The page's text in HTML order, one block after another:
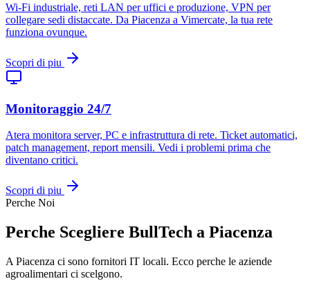
Wi-Fi industriale, reti LAN per uffici e produzione, VPN per
collegare sedi distaccate. Da Piacenza a Vimercate, la tua rete
funziona ovunque.
Scopri di piu
Monitoraggio 24/7
Atera monitora server, PC e infrastruttura di rete. Ticket automatici,
patch management, report mensili. Vedi i problemi prima che
diventano critici.
Scopri di piu
Perche Noi
Perche Scegliere BullTech a Piacenza
A Piacenza ci sono fornitori IT locali. Ecco perche le aziende
agroalimentari ci scelgono.